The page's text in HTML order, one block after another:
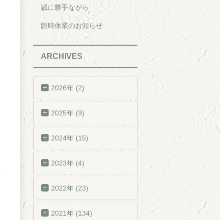
誠に勝手ながら
臨時休業のお知らせ
ARCHIVES
2026年 (2)
2025年 (9)
2024年 (15)
2023年 (4)
2022年 (23)
2021年 (134)